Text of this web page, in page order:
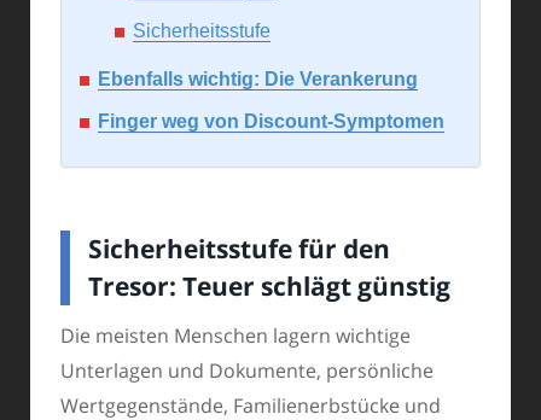
Sicherheitsstufe
Ebenfalls wichtig: Die Verankerung
Finger weg von Discount-Symptomen
Sicherheitsstufe für den
Tresor: Teuer schlägt günstig
Die meisten Menschen lagern wichtige
Unterlagen und Dokumente, persönliche
Wertgegenstände, Familienerbstücke und